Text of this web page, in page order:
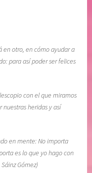
en otro, en cómo ayudar a
para así poder ser felices
con el que miramos
nuestras heridas y así
en mente: No importa
es lo que yo hago con
Gómez)